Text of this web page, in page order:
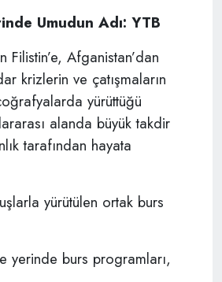
Umudun Adı: YTB
Filistin’e, Afganistan’dan
krizlerin ve çatışmaların
yürüttüğü
alanda büyük takdir
tarafından hayata
yürütülen ortak burs
yerinde burs programları,